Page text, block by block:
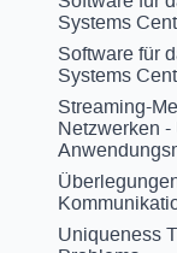
Systems
Software für
Systems
Streaming-
Netzwerken
Uniqueness